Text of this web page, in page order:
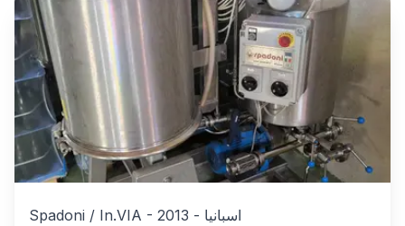
Spadoni / In.VIA - 2013 - اسبانيا